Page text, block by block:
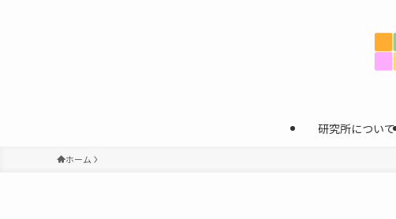
研究所について
ホーム